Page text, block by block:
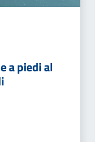
a piedi al